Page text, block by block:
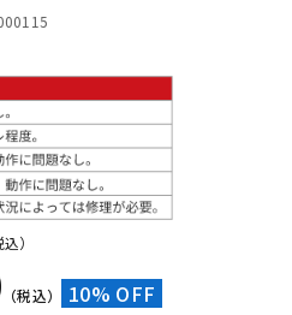
込）
（税込） 10% OFF